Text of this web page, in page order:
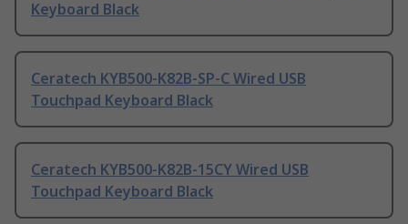
Keyboard Black
Ceratech KYB500-K82B-SP-C Wired USB
Touchpad Keyboard Black
Ceratech KYB500-K82B-15CY Wired USB
Touchpad Keyboard Black